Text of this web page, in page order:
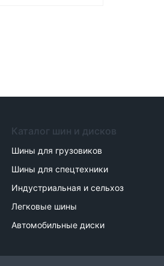
Каталог шин и дисков
Шины для грузовиков
Шины для спецтехники
Индустриальная и сельхоз
Легковые шины
Автомобильные диски